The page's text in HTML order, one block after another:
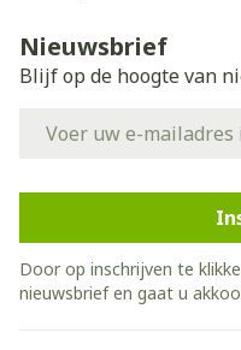
Nieuwsbrief
Blijf op de hoogte van
Door op inschrijven te
nieuwsbrief en gaat u